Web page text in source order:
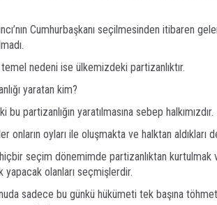
Cumhurbaşkanı seçilmesinden itibaren
nedeni ise ülkemizdeki partizanlıktır.
yaratan kim?
bu partizanlığın yaratılmasına sebep halkımızdır.
onların oyları ile oluşmakta ve halktan aldıkları
hiçbir seçim dönemimde partizanlıktan
yapacak olanları seçmişlerdir.
sadece bu günkü hükümeti tek başına